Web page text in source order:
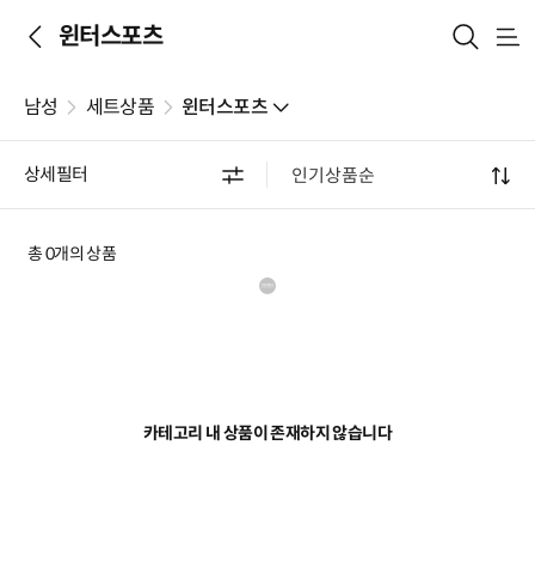
윈터스포츠
메
남성 세트상품 윈터스포츠
상세필터
총 0개의 상품
카테고리 내 상품이 존재하지 않습니다